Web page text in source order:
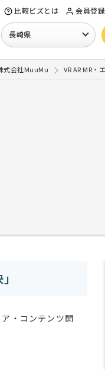
比較ビズとは 会員登録
長崎県
式会社MuuMu VR AR MR・
・コンテンツ開